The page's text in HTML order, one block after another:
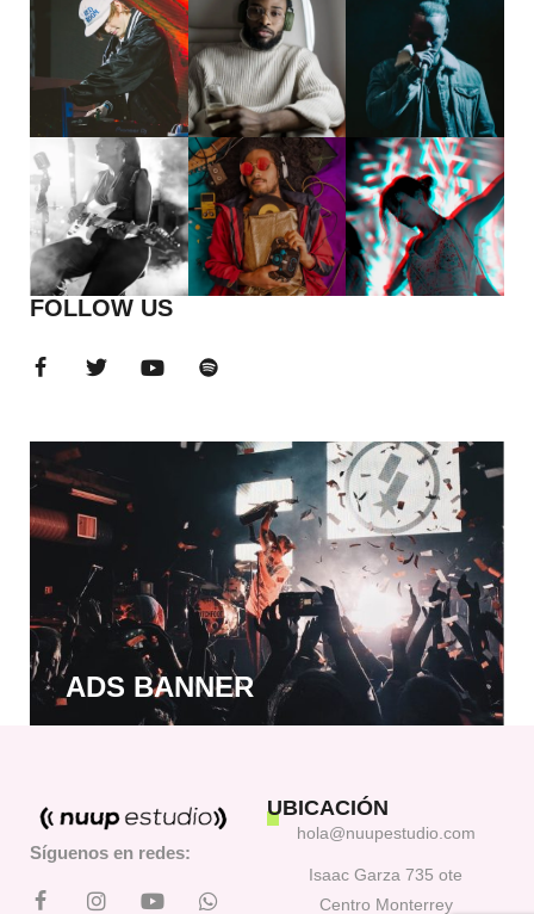
FOLLOW US
ADS BANNER
Síguenos en redes:
UBICACIÓN
hola@nuupestudio.com
Isaac Garza 735 ote
Centro Monterrey